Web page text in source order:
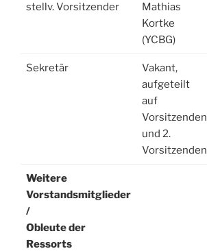
stellv. Vorsitzender
Mathias
Kortke
(YCBG)
Sekretär
Vakant,
aufgeteilt
auf
Vorsitzenden
und 2.
Vorsitzenden
Weitere
Vorstandsmitglieder
/
Obleute der
Ressorts